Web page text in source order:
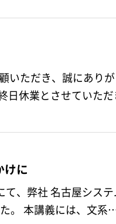
いただき、誠にありが
日休業とさせていただ
けに
、弊社 名古屋シス
。 本講義には、文系